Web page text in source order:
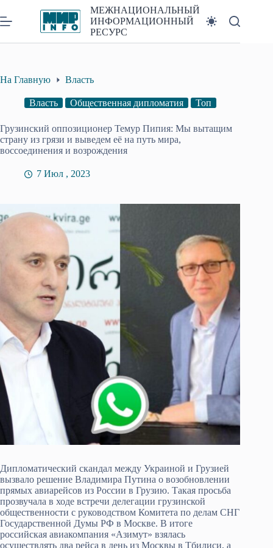
к
сути
МЕЖНАЦИОНАЛЬНЫЙ
ИНФОРМАЦИОННЫЙ
РЕСУРС
На Главную Власть
Власть Общественная дипломатия Топ
Грузинский оппозиционер Темур Пипия: Мы вытащим
страну из грязи и выведем её на путь мира,
воссоединения и возрождения
7 Июл , 2023
Дипломатический скандал между Украиной и Грузией
вызвало решение Владимира Путина о возобновлении
прямых авиарейсов из России в Грузию. Такая просьба
прозвучала в ходе встречи делегации грузинской
общественности с руководством Комитета по делам СНГ
Государственной Думы РФ в Москве. В итоге
российская авиакомпания «Азимут» взялась
осуществлять два рейса в день из Москвы в Тбилиси, а